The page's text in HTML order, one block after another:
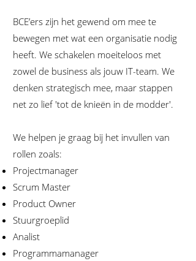
BCE’ers zijn het gewend om mee te
bewegen met wat een organisatie nodig
heeft. We schakelen moeiteloos met
zowel de business als jouw IT-team. We
denken strategisch mee, maar stappen
net zo lief 'tot de knieën in de modder'.
We helpen je graag bij het invullen van
rollen zoals:
Projectmanager
Scrum Master
Product Owner
Stuurgroeplid
Analist
Programmamanager